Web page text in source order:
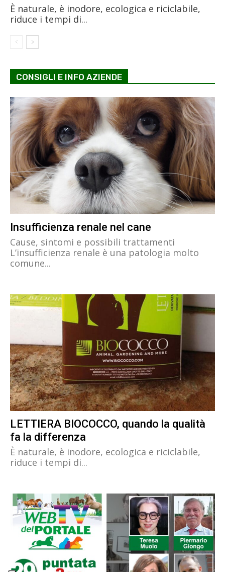
È naturale, è inodore, ecologica e riciclabile,
riduce i tempi di...
CONSIGLI E INFO AZIENDE
Insufficienza renale nel cane
Cause, sintomi e possibili trattamenti
L’insufficienza renale è una patologia molto
comune...
LETTIERA BIOCOCCO, quando la qualità
fa la differenza
È naturale, è inodore, ecologica e riciclabile,
riduce i tempi di...